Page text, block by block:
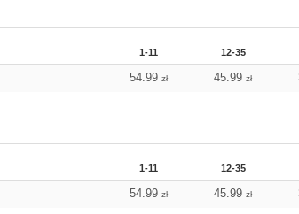
1-11 12-35
54.99zł 45.99zł
1-11 12-35
54.99zł 45.99zł